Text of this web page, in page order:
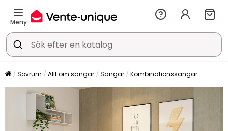
Meny
Sovrum Allt om sängar Sängar Kombinationssängar